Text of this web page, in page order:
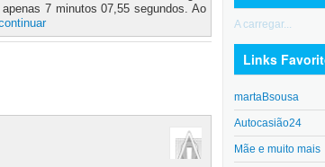
7 minutos 07,55 segundos. Ao
A carregar...
Links
martaBsousa
Autocasião24
Mãe e muito mais